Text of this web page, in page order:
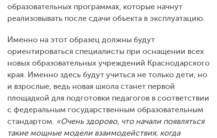
образовательных программах, которые начнут
реализовывать после сдачи объекта в эксплуатацию.
Именно на этот образец должны будут
ориентироваться специалисты при оснащении всех
новых образовательных учреждений Краснодарского
края. Именно здесь будут учиться не только дети, но
и взрослые, ведь новая школа станет первой
площадкой для подготовки педагогов в соответствии
с федеральным государственным образовательным
стандартом. «Очень здорово, что начали появляться
такие мощные модели взаимодействия, когда